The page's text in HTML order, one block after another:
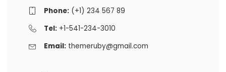
Phone:(+1) 234 567 89
Tel:+1-541-234-3010
Email: themeruby@gmail.com